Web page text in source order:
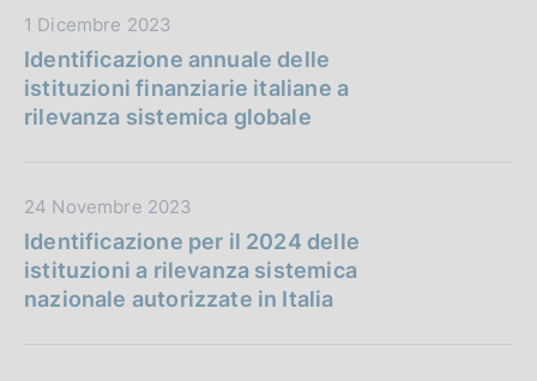
o
n
e
:
l
c
a
z
n
e
:
D
a
t
a
b
l
i
c
1 Dicembre 2023
Identificazione annuale delle
istituzioni finanziarie italiane a
rilevanza sistemica globale
D
a
t
a
24 Novembre 2023
Identificazione per il 2024 delle
istituzioni a rilevanza sistemica
nazionale autorizzate in Italia